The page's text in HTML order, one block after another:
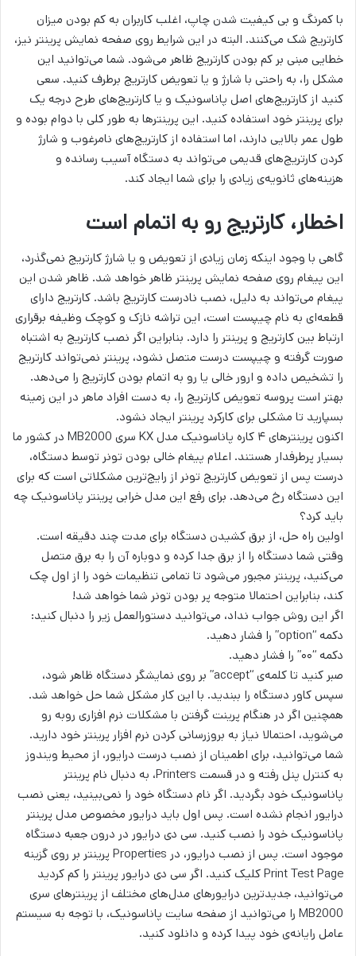
با کمرنگ و بی کیفیت شدن چاپ، اغلب کاربران به کم بودن میزان
کارتریج شک می‌کنند. البته در این شرایط روی صفحه نمایش پرینتر نیز،
خطایی مبنی بر کم بودن کارتریج ظاهر می‌شود. شما می‌توانید این
مشکل را، به راحتی با شارژ و یا تعویض کارتریج برطرف کنید. سعی
کنید از کارتریج‌های اصل پاناسونیک و یا کارتریج‌های طرح درجه یک
برای پرینتر خود استفاده کنید. این پرینتر‌ها به طور کلی با دوام بوده و
طول عمر بالایی دارند، اما استفاده از کارتریج‌های نامرغوب و شارژ
کردن کارتریج‌های قدیمی می‌تواند به دستگاه آسیب رسانده و
هزینه‌های ثانویه‌ی زیادی را برای شما ایجاد کند.
اخطار، کارتریج رو به اتمام است
گاهی با وجود اینکه زمان زیادی از تعویض و یا شارژ کارتریج نمی‌گذرد،
این پیغام روی صفحه نمایش پرینتر ظاهر خواهد شد. ظاهر شدن این
پیغام می‌تواند به دلیل، نصب نادرست کارتریج باشد. کارتریج دارای
قطعه‌ای به نام چیپست است، این تراشه نازک و کوچک وظیفه برقراری
ارتباط بین کارتریج و پرینتر را دارد. بنابراین اگر نصب کارتریج به اشتباه
صورت گرفته و چیپست درست متصل نشود، پرینتر نمی‌تواند کارتریج
را تشخیص داده و ارور خالی یا رو به اتمام بودن کارتریج را می‌دهد.
بهتر است پروسه تعویض کارتریج را، به دست افراد ماهر در این زمینه
بسپارید تا مشکلی برای کارکرد پرینتر ایجاد نشود.
اکنون پرینترهای ۴ کاره پاناسونیک مدل KX سری MB2000 در کشور ما
بسیار پرطرفدار هستند. اعلام پیغام خالی بودن تونر توسط دستگاه،
درست پس از تعویض کارتریج تونر از رایج‌ترین مشکلاتی است که برای
این دستگاه رخ می‌دهد. برای رفع این مدل خرابی پرینتر پاناسونیک چه
باید کرد؟
اولین راه حل، از برق کشیدن دستگاه برای مدت چند دقیقه است.
وقتی شما دستگاه را از برق جدا کرده و دوباره آن را به برق متصل
می‌کنید، پرینتر مجبور می‌شود تا تمامی تنظیمات خود را از اول چک
کند، بنابراین احتمالا متوجه پر بودن تونر شما خواهد شد!
اگر این روش جواب نداد، می‌توانید دستورالعمل زیر را دنبال کنید:
دکمه “option” را فشار دهید.
دکمه “۰۰” را فشار دهید.
صبر کنید تا کلمه‌ی “accept” بر روی نمایشگر دستگاه ظاهر شود،
سپس کاور دستگاه را ببندید. با این کار مشکل شما حل خواهد شد.
همچنین اگر در هنگام پرینت گرفتن با مشکلات نرم افزاری روبه رو
می‌شوید، احتمالا نیاز به بروزرسانی کردن نرم افزار پرینتر خود دارید.
شما می‌توانید، برای اطمینان از نصب درست درایور، از محیط ویندوز
به کنترل پنل رفته و در قسمت Printers، به دنبال نام پرینتر
پاناسونیک خود بگردید. اگر نام دستگاه خود را نمی‌بینید، یعنی نصب
درایور انجام نشده است. پس اول باید درایور مخصوص مدل پرینتر
پاناسونیک خود را نصب کنید. سی دی درایور در درون جعبه دستگاه
موجود است. پس از نصب درایور، در Properties پرینتر بر روی گزینه
Print Test Page کلیک کنید. اگر سی دی درایور پرینتر را کم کردید
می‌توانید، جدیدترین درایورهای مدل‌های مختلف از پرینترهای سری
MB2000 را می‌توانید از صفحه سایت پاناسونیک، با توجه به سیستم
عامل رایانه‌ی خود پیدا کرده و دانلود کنید.